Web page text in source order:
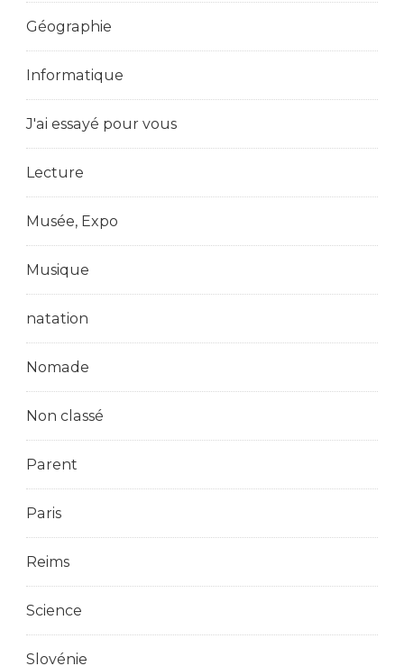
Géographie
Informatique
J'ai essayé pour vous
Lecture
Musée, Expo
Musique
natation
Nomade
Non classé
Parent
Paris
Reims
Science
Slovénie